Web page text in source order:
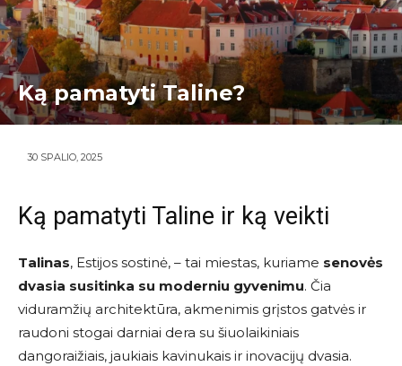
Ką pamatyti Taline?
30 SPALIO, 2025
Ką pamatyti Taline ir ką veikti
Talinas, Estijos sostinė, – tai miestas, kuriame senovės
dvasia susitinka su moderniu gyvenimu. Čia
viduramžių architektūra, akmenimis grįstos gatvės ir
raudoni stogai darniai dera su šiuolaikiniais
dangoraižiais, jaukiais kavinukais ir inovacijų dvasia.